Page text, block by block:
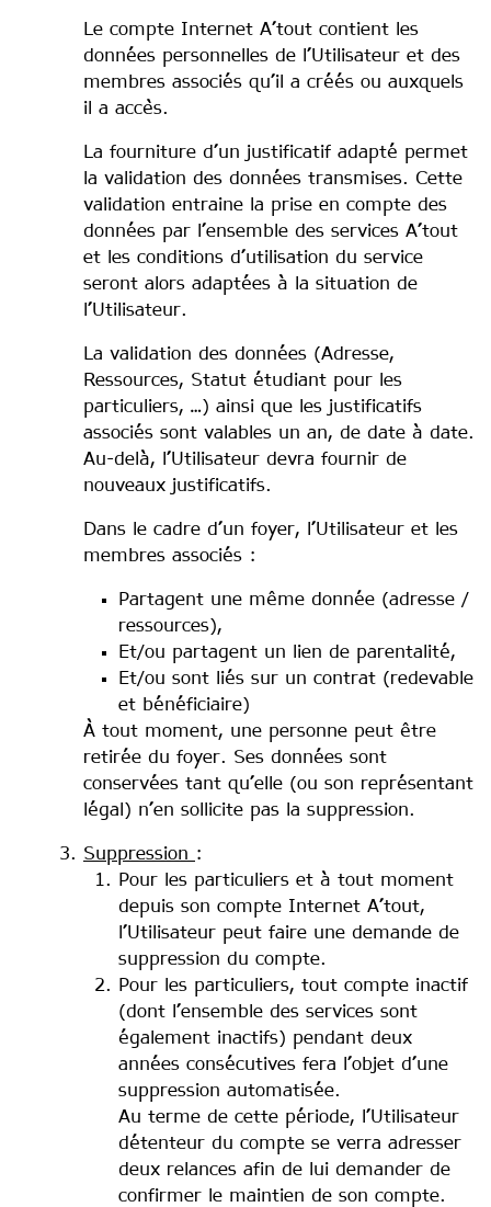
Le compte Internet A’tout contient les
données personnelles de l’Utilisateur et des
membres associés qu’il a créés ou auxquels
il a accès.
La fourniture d’un justificatif adapté permet
la validation des données transmises. Cette
validation entraine la prise en compte des
données par l’ensemble des services A’tout
et les conditions d’utilisation du service
seront alors adaptées à la situation de
l’Utilisateur.
La validation des données (Adresse,
Ressources, Statut étudiant pour les
particuliers, …) ainsi que les justificatifs
associés sont valables un an, de date à date.
Au-delà, l’Utilisateur devra fournir de
nouveaux justificatifs.
Dans le cadre d’un foyer, l’Utilisateur et les
membres associés :
Partagent une même donnée (adresse /
ressources),
Et/ou partagent un lien de parentalité,
Et/ou sont liés sur un contrat (redevable
et bénéficiaire)
À tout moment, une personne peut être
retirée du foyer. Ses données sont
conservées tant qu’elle (ou son représentant
légal) n’en sollicite pas la suppression.
Suppression :
Pour les particuliers et à tout moment
depuis son compte Internet A’tout,
l’Utilisateur peut faire une demande de
suppression du compte.
Pour les particuliers, tout compte inactif
(dont l’ensemble des services sont
également inactifs) pendant deux
années consécutives fera l’objet d’une
suppression automatisée.
Au terme de cette période, l’Utilisateur
détenteur du compte se verra adresser
deux relances afin de lui demander de
confirmer le maintien de son compte.